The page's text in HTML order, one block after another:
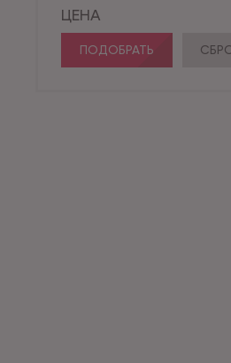
ЦЕНА
ПОДОБРАТЬ